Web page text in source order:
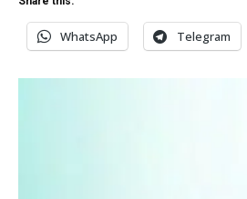
WhatsApp Telegram